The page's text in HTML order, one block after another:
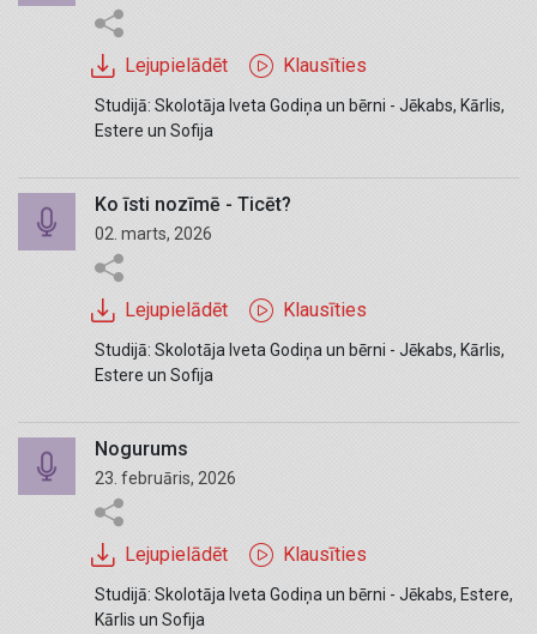
Lejupielādēt Klausīties
Studijā: Skolotāja Iveta Godiņa un bērni - Jēkabs, Kārlis,
Estere un Sofija
Ko īsti nozīmē - Ticēt?
02. marts, 2026
Lejupielādēt Klausīties
Studijā: Skolotāja Iveta Godiņa un bērni - Jēkabs, Kārlis,
Estere un Sofija
Nogurums
23. februāris, 2026
Lejupielādēt Klausīties
Studijā: Skolotāja Iveta Godiņa un bērni - Jēkabs, Estere,
Kārlis un Sofija